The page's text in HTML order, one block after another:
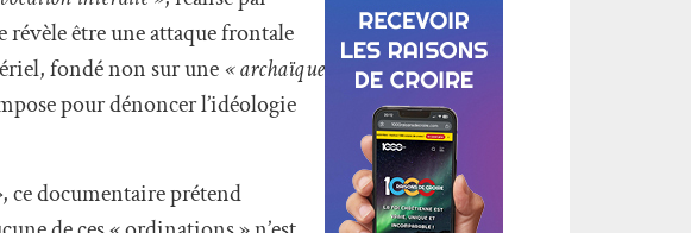
être une attaque frontale
fondé non sur une« archaïque
pour dénoncer l’idéologie
, ce documentaire prétend